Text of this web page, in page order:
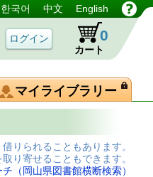
한국어 中文 English
カート
0
マイライブラリー
りられることもあります。
り寄せることもできます。
（岡山県図書館横断検索）